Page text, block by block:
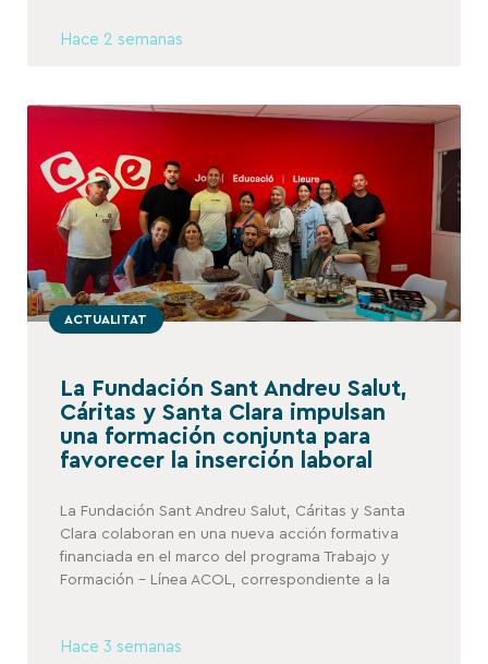
Hace 2 semanas
ACTUALITAT
La Fundación Sant Andreu Salut,
Cáritas y Santa Clara impulsan
una formación conjunta para
favorecer la inserción laboral
La Fundación Sant Andreu Salut, Cáritas y Santa
Clara colaboran en una nueva acción formativa
financiada en el marco del programa Trabajo y
Formación – Línea ACOL, correspondiente a la
Hace 3 semanas